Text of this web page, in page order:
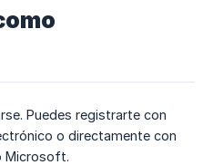
Puedes registrarte con
o directamente con
Microsoft.